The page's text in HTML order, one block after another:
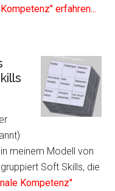
erfahren...
als
im
meinem Modell von
Soft Skills, die
Kompetenz"